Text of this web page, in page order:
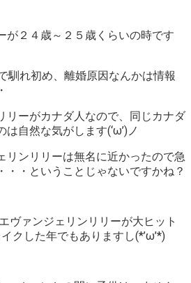
が２４歳～２５歳くらいの時です
馴れ初め、離婚原因なんかは情報
リーがカナダ人なので、同じカナダ
自然な気がします(‘ω’)ノ
リンリリーは無名に近かったので急
・・ということじゃないですかね？
ヴァンジェリンリリーが大ヒット
クした年でもありますし(*’ω’*)